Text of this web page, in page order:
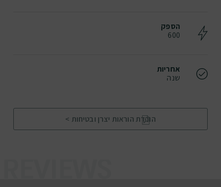
הספק
600
אחריות
שנה
הורדת הוראות יצרן ובטיחות >